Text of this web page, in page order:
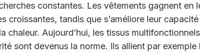
constantes. Les vêtements gagnent en
croissantes, tandis que s’améliore leur
chaleur. Aujourd’hui, les tissus
sont devenus la norme. Ils allient par